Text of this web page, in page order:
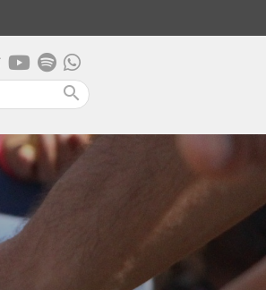
search